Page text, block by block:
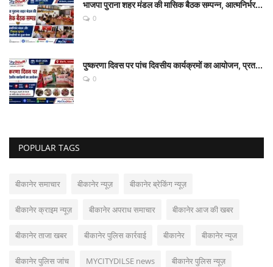
भाजपा पुराना शहर मंडल की मासिक बैठक सम्पन्न, आत्मनिर्भर...
0
पुष्करणा दिवस पर पांच दिवसीय कार्यक्रमों का आयोजन, प्रत...
0
POPULAR TAGS
बीकानेर समाचार बीकानेर न्यूज़ बीकानेर ब्रेकिंग न्यूज़
बीकानेर क्राइम न्यूज़ बीकानेर अपराध समाचार बीकानेर आज की खबर
बीकानेर ताजा खबर बीकानेर पुलिस कार्रवाई बीकानेर बीकानेर न्यूज
बीकानेर पुलिस जांच MYCITYDILSE news बीकानेर पुलिस न्यूज़